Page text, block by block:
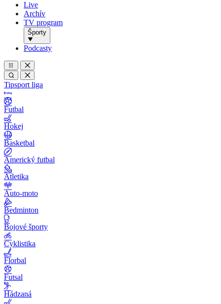
Live
Archív
TV program
Športy
Podcasty
Tipsport liga
Futbal
Hokej
Basketbal
Americký futbal
Atletika
Auto-moto
Bedminton
Bojové športy
Cyklistika
Florbal
Futsal
Hádzaná